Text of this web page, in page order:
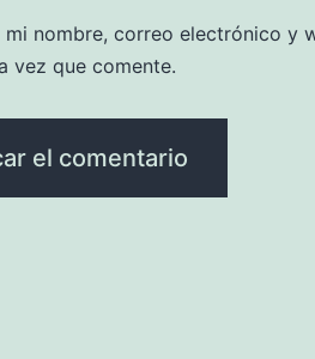
mi nombre, correo electrónico y
vez que comente.